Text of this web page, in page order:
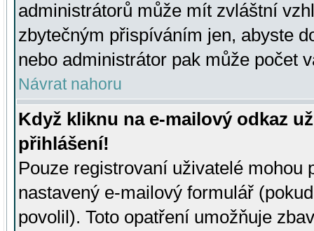
administrátorů může mít zvláštní
zbytečným přispíváním jen, abyste
nebo administrátor pak může počet
Návrat nahoru
Když kliknu na e-mailový odkaz
přihlášení!
Pouze registrovaní uživatelé mohou
nastavený e-mailový formulář
povolil). Toto opatření umožňuje